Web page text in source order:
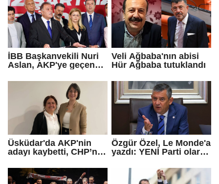
İBB Başkanvekili Nuri
Aslan, AKP'ye geçen
iddialarına yanıt verdi
Veli Ağbaba'nın abisi
Hür Ağbaba tutuklandı
Üsküdar'da AKP'nin
adayı kaybetti, CHP’nin
Çetinkaya Başkan
Vekili seçildi
Özgür Özel, Le Monde'a
yazdı: YENİ Parti olarak
öneriyoruz